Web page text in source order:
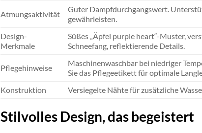
Atmungsaktivität
Guter Dampfdurchgangswert.
gewährleisten.
Design-
Merkmale
Süßes „Äpfel purple heart“-Muster,
Schneefang, reflektierende Details.
Pflegehinweise
Maschinenwaschbar bei niedriger
Sie das Pflegeetikett für optimale
Konstruktion
Versiegelte Nähte für zusätzliche
Stilvolles Design, das begeistert